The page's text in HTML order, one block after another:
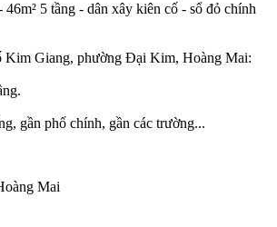
5 tầng - dân xây kiên cố - sổ đỏ chính
Kim Giang, phường Đại Kim, Hoàng Mai:
gần phố chính, gần các trường...
Mai